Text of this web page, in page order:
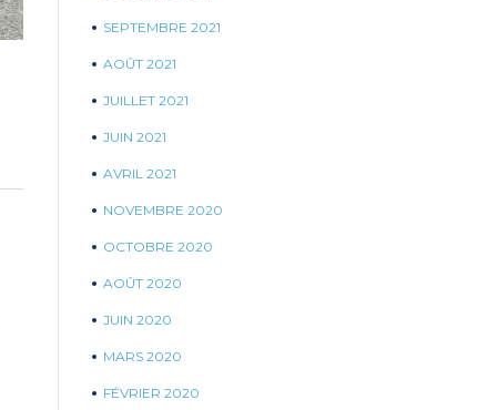
SEPTEMBRE 2021
AOÛT 2021
JUILLET 2021
JUIN 2021
AVRIL 2021
NOVEMBRE 2020
OCTOBRE 2020
AOÛT 2020
JUIN 2020
MARS 2020
FÉVRIER 2020